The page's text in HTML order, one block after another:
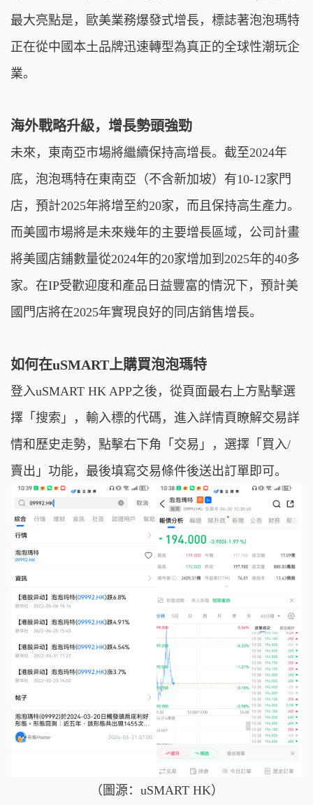
最大亮點是，歐美業務爆發式增長，標誌著泡泡瑪特
正在從中國本土品牌迅速轉型為真正的全球性潮玩企
業。
海外戰略升級，增長勢頭強勁
未來，東南亞市場將繼續保持高增長。截至2024年
底，泡泡瑪特在東南亞（不含新加坡）有10-12家門
店，預計2025年將增至約20家，而且保持高生產力。
而美國市場將是未來幾年的主要增長區域，公司計畫
將美國店鋪數量從2024年的20家增加到2025年的40多
家。在IP受歡迎度和產品日益豐富的情況下，預計美
國門店將在2025年實現良好的同店銷售增長。
如何在uSMART上購買泡泡瑪特
登入uSMART HK APP之後，從頁面最右上方點擊選
擇「搜索」，輸入標的代碼，進入詳情頁瞭解交易詳
情和歷史走勢，點擊右下角「交易」，選擇「買入/
賣出」功能，最後填寫交易條件後送出訂單即可。
（圖源：uSMART HK）